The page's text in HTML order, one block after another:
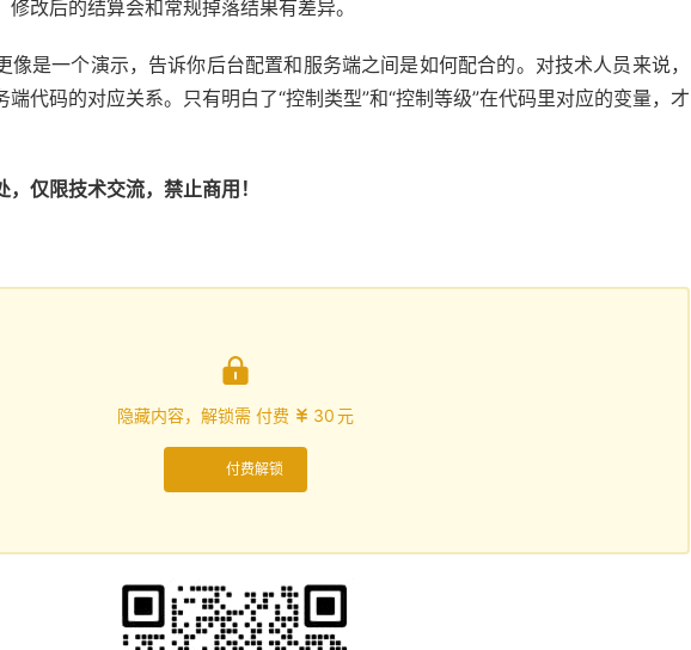
改后的结算会和常规掉落结果有差异。
像是一个演示，告诉你后台配置和服务端之间是如何配合的。对技术人员来说，
代码的对应关系。只有明白了“控制类型”和“控制等级”在代码里对应的变量，才
仅限技术交流，禁止商用！

隐藏内容，解锁需 付费  30元
付费解锁